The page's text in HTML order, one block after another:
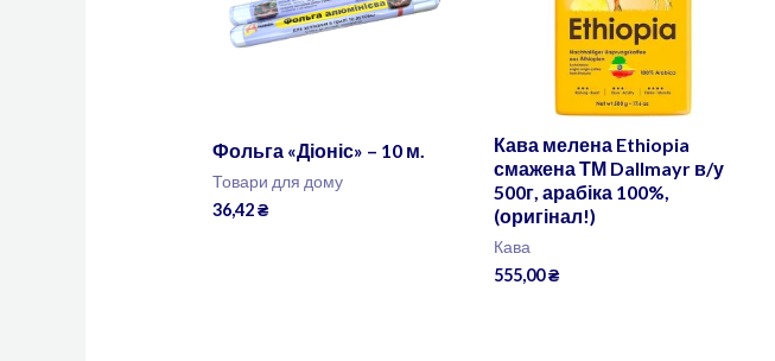
Фольга «Діоніс» – 10 м.
Товари для дому
36,42₴
Кава мелена Ethiopia
смажена ТМ Dallmayr в/у
500г, арабіка 100%,
(оригінал!)
Кава
555,00₴